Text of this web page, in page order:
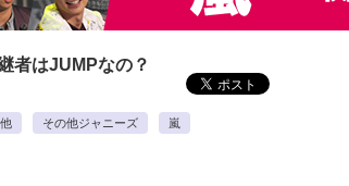
者はJUMPなの？
その他ジャニーズ 嵐